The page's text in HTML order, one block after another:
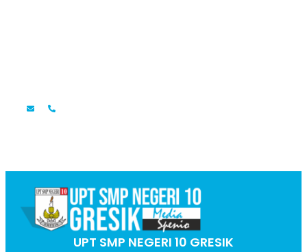
UPT SMP NEGERI 10 GRESIK